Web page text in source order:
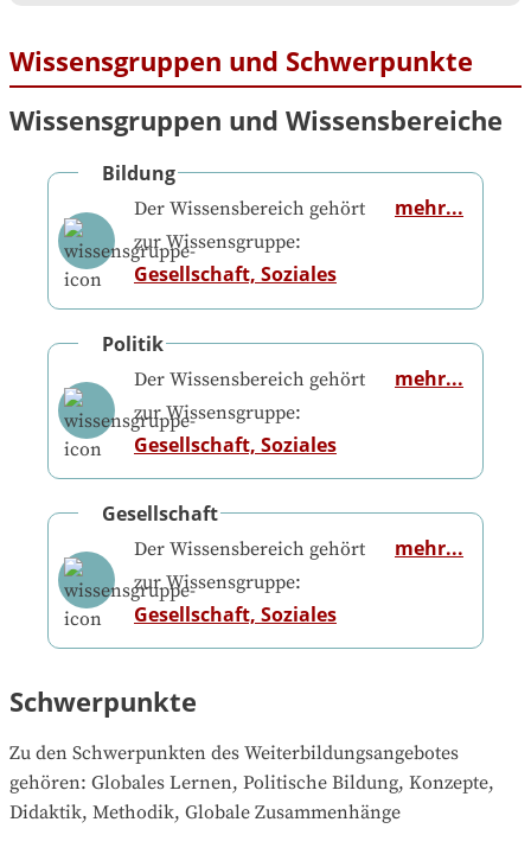
Wissensgruppen und Schwerpunkte
Wissensgruppen und Wissensbereiche
Bildung
Der Wissensbereich gehört
zur Wissensgruppe:
Gesellschaft, Soziales
mehr...
Politik
Der Wissensbereich gehört
zur Wissensgruppe:
Gesellschaft, Soziales
mehr...
Gesellschaft
Der Wissensbereich gehört
zur Wissensgruppe:
Gesellschaft, Soziales
mehr...
Schwerpunkte
Zu den Schwerpunkten des Weiterbildungsangebotes
gehören: Globales Lernen, Politische Bildung, Konzepte,
Didaktik, Methodik, Globale Zusammenhänge